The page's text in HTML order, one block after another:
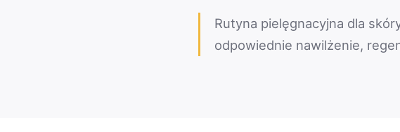
Rutyna pielęgnacyjna dla
odpowiednie nawilżenie,